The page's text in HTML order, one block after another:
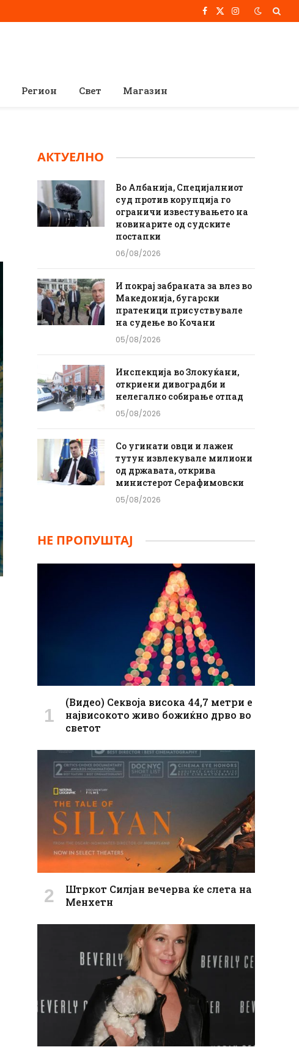
Facebook
X
Instagram
Регион Свет Магазин
АКТУЕЛНО
Во Албанија, Специјалниот
суд против корупција го
ограничи известувањето на
новинарите од судските
постапки
06/08/2026
И покрај забраната за влез во
Македонија, бугарски
пратеници присуствувале
на судење во Кочани
05/08/2026
Инспекција во Злокуќани,
откриени дивоградби и
нелегално собирање отпад
05/08/2026
Со угинати овци и лажен
тутун извлекувале милиони
од државата, открива
министерот Серафимовски
05/08/2026
НЕ ПРОПУШТАЈ
(Видео) Секвоја висока 44,7 метри е
највисокото живо божиќно дрво во
светот
Штркот Силјан вечерва ќе слета на
Менхетн